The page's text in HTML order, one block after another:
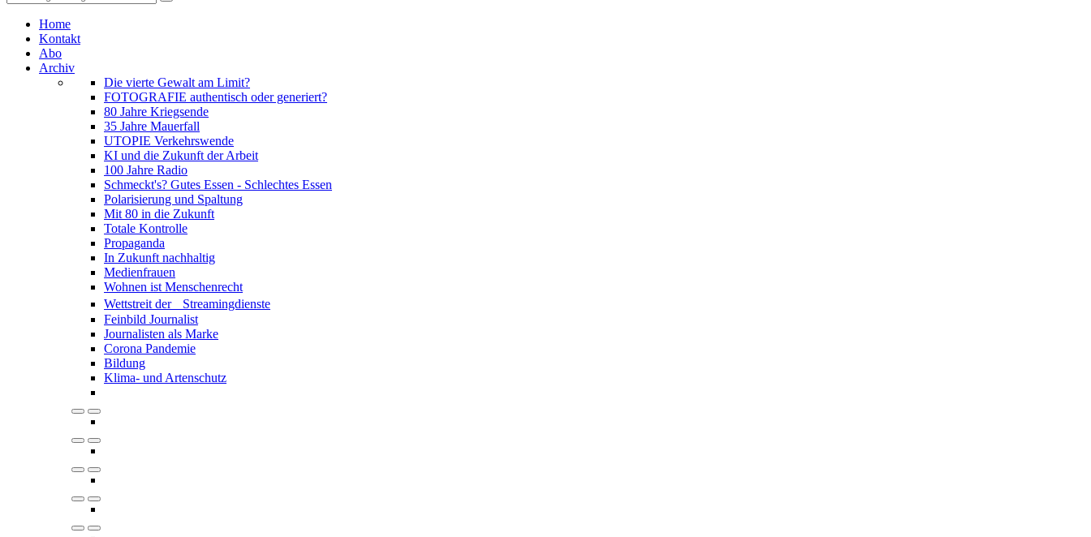
Home
Kontakt
Abo
Archiv
Die vierte Gewalt am Limit?
FOTOGRAFIE authentisch oder generiert?
80 Jahre Kriegsende
35 Jahre Mauerfall
UTOPIE Verkehrswende
KI und die Zukunft der Arbeit
100 Jahre Radio
Schmeckt's? Gutes Essen - Schlechtes Essen
Polarisierung und Spaltung
Mit 80 in die Zukunft
Totale Kontrolle
Propaganda
In Zukunft nachhaltig
Medienfrauen
Wohnen ist Menschenrecht
Wettstreit der Streamingdienste
Feinbild Journalist
Journalisten als Marke
Corona Pandemie
Bildung
Klima- und Artenschutz